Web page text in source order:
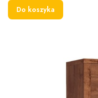
Do koszyka